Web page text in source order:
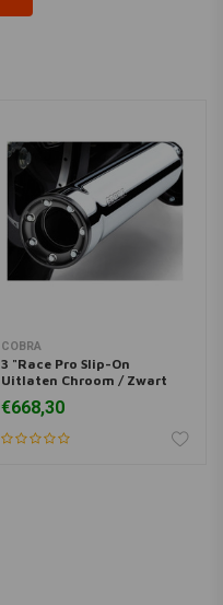
COBRA
3 "Race Pro Slip-On
Uitlaten Chroom / Zwart
Luxe
€668,30